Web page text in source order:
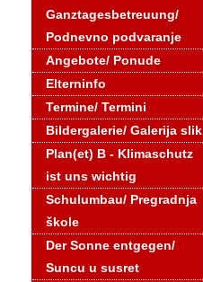
Ganztagesbetreuung/
Podnevno podvaranje
Angebote/ Ponude
Elterninfo
Termine/ Termini
Bildergalerie/ Galerija slik
Plan(et) B - Klimaschutz
ist uns wichtig
Schulumbau/ Pregradnja
škole
Der Sonne entgegen/
Suncu u susret